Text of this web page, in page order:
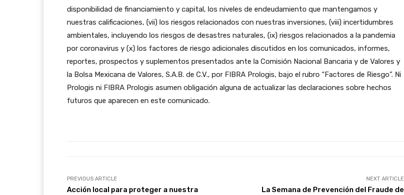
disponibilidad de financiamiento y capital, los niveles de endeudamiento que mantengamos y
nuestras calificaciones, (vii) los riesgos relacionados con nuestras inversiones, (viii) incertidumbres
ambientales, incluyendo los riesgos de desastres naturales, (ix) riesgos relacionados a la pandemia
por coronavirus y (x) los factores de riesgo adicionales discutidos en los comunicados, informes,
reportes, prospectos y suplementos presentados ante la Comisión Nacional Bancaria y de Valores y
la Bolsa Mexicana de Valores, S.A.B. de C.V., por FIBRA Prologis, bajo el rubro “Factores de Riesgo”. Ni
Prologis ni FIBRA Prologis asumen obligación alguna de actualizar las declaraciones sobre hechos
futuros que aparecen en este comunicado.
PREVIOUS ARTICLE
Acción local para proteger a nuestra
NEXT ARTICLE
La Semana de Prevención del Fraude de